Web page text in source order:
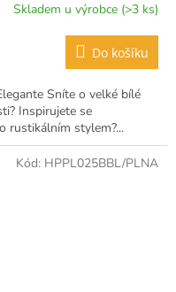
Skladem u výrobce (>3 ks)
Do košíku
Sníte o velké bílé
Inspirujete se
rustikálním stylem?...
Kód: HPPL025BBL/PLNA